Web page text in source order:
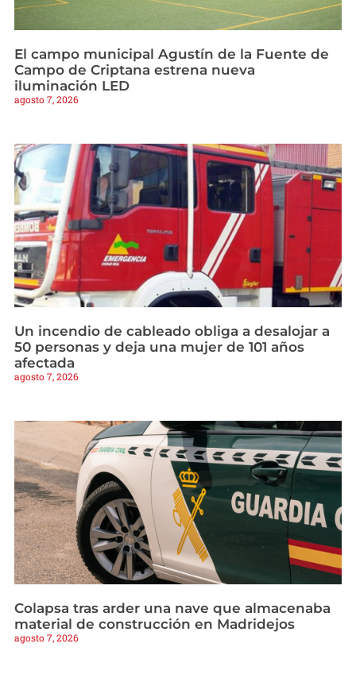
El campo municipal Agustín de la Fuente de
Campo de Criptana estrena nueva
iluminación LED
agosto 7, 2026
Un incendio de cableado obliga a desalojar a
50 personas y deja una mujer de 101 años
afectada
agosto 7, 2026
Colapsa tras arder una nave que almacenaba
material de construcción en Madridejos
agosto 7, 2026